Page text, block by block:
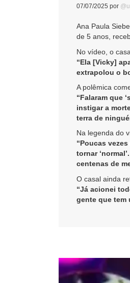
07/07/2025 por
Ana Paula
de 5 anos,
No vídeo, o
“Ela [Vicky]
extrapolou o
A polêmica
“Falaram que
instigar a
terra de
Na legenda do
“Poucas
tornar
centenas de
O casal ainda
“Já acionei
gente que tem